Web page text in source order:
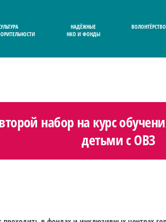
НАДЁЖНЫЕ
НКО И ФОНДЫ
ВОЛОНТЁРСТВО
набор на курс
детьми с ОВЗ